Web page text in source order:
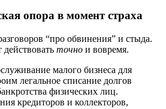
опора в момент страха
“про обвинения” и стыда.
точно и вовремя.